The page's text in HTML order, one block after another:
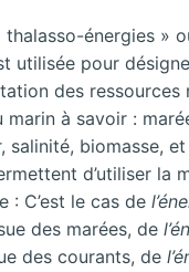
thalasso-énergies »
utilisée pour
des ressources
marin à savoir :
salinité, biomasse,
d’utiliser la
: C’est le cas de
des marées, de
des courants, de